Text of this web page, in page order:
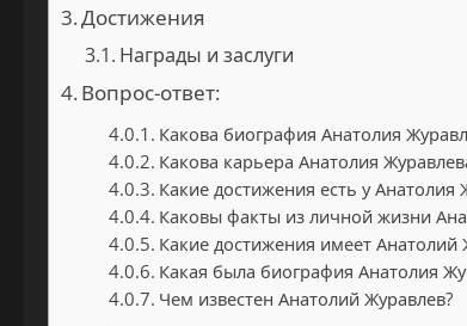
Достижения
Награды и заслуги
Вопрос-ответ:
Какова биография Анатолия
Какова карьера Анатолия
Какие достижения есть у Анатолия
Каковы факты из личной жизни
Какие достижения имеет Анатолий
Какая была биография Анатолия
Чем известен Анатолий Журавлев?